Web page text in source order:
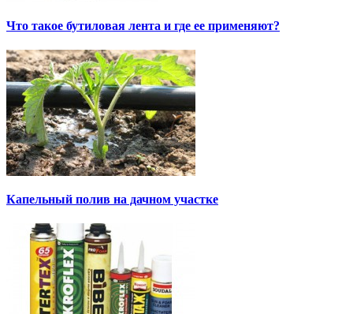
Что такое бутиловая лента и где ее применяют?
Капельный полив на дачном участке